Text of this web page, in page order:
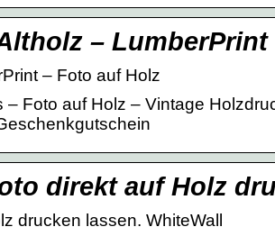
– LumberPrint
– Foto auf Holz
Foto auf Holz – Vintage
direkt auf Holz
drucken lassen. WhiteWall